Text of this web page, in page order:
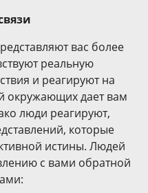
вас более
реальную
и реагируют на
окружающих дает вам
люди реагируют,
которые
истины. Людей
с вами обратной